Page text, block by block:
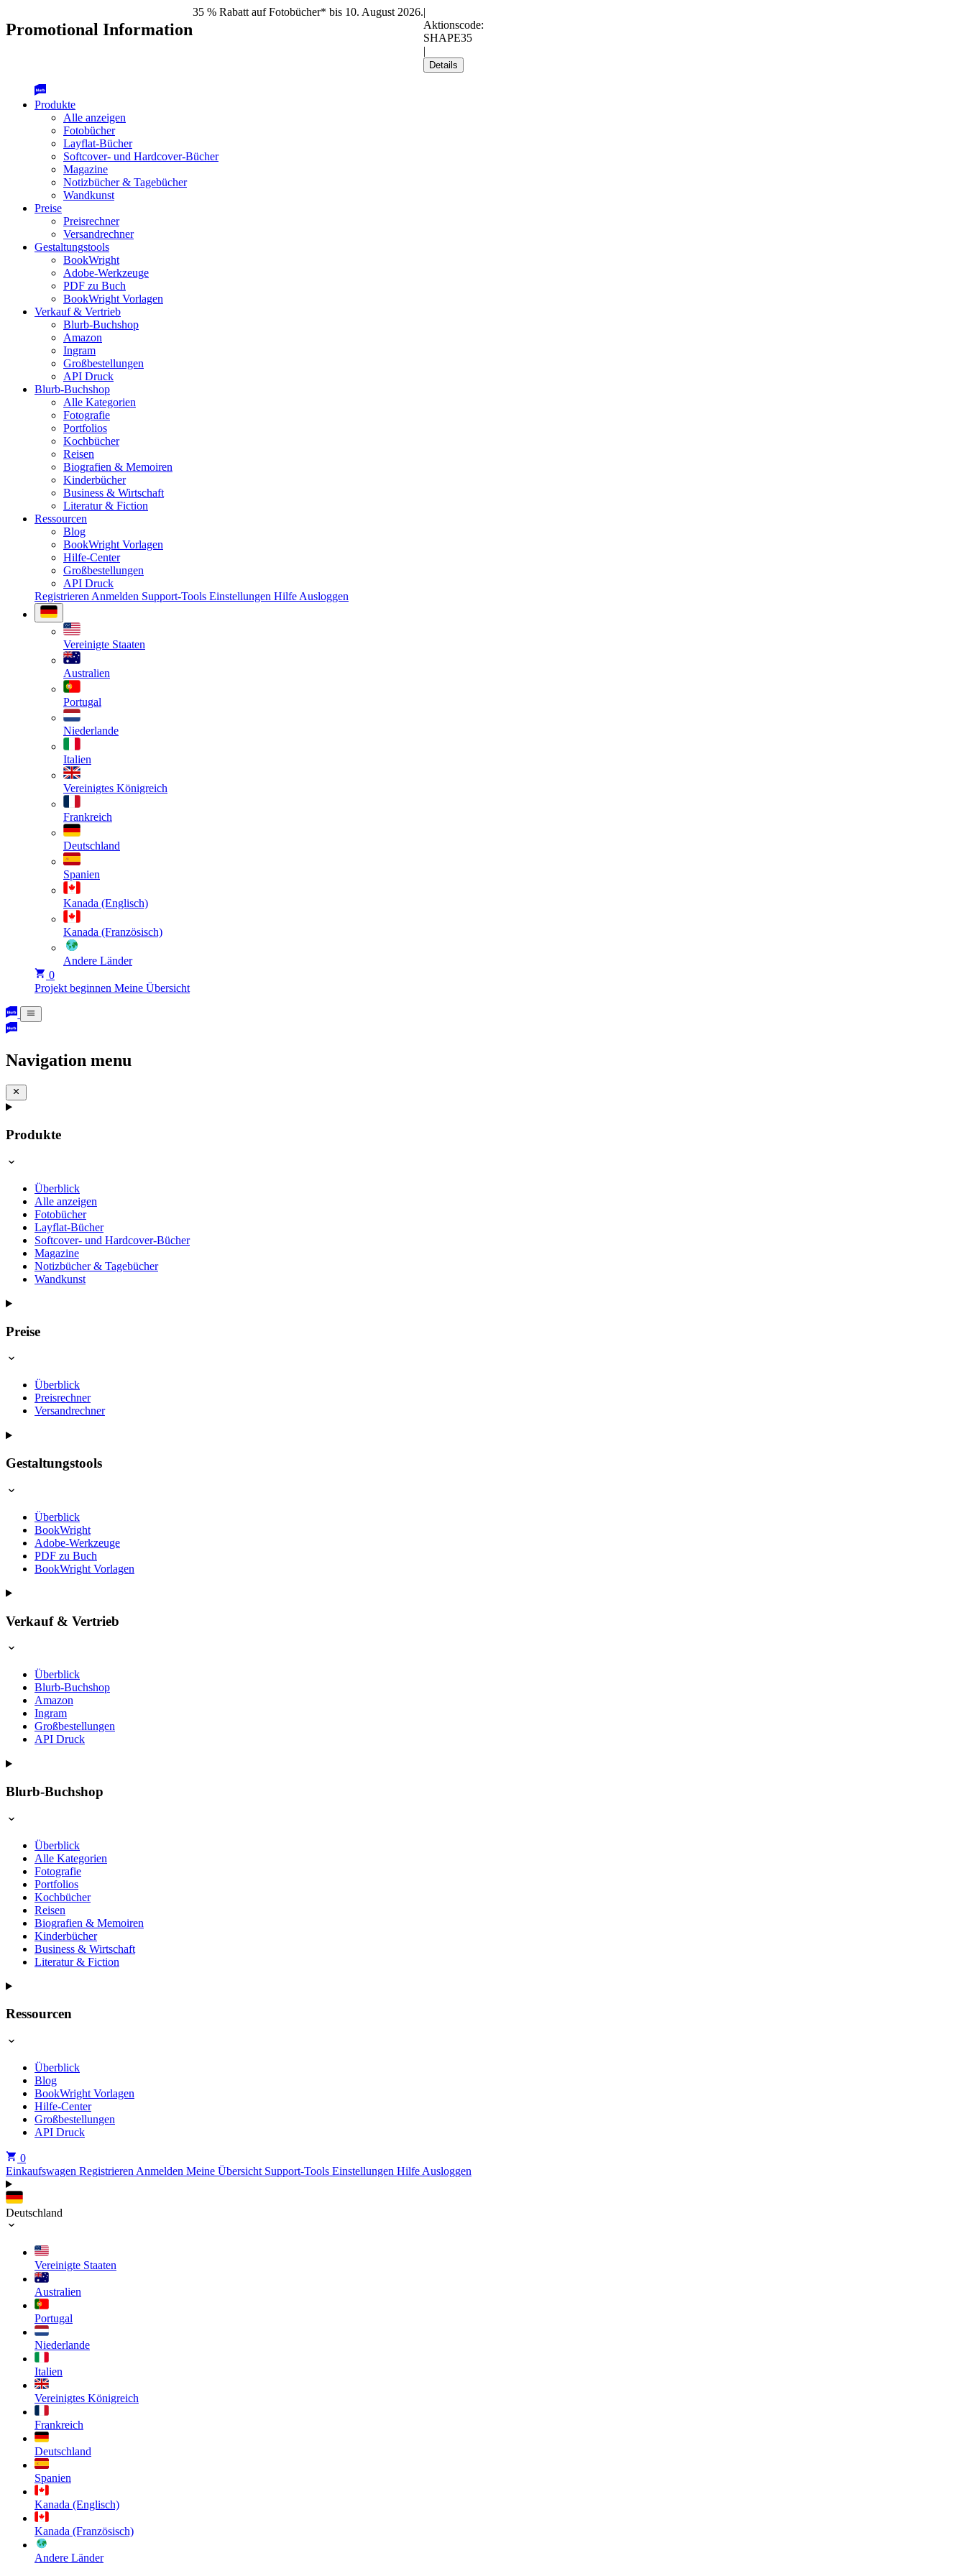
Promotional Information
35 % Rabatt auf Fotobücher* bis 10. August 2026.|
Aktionscode:
SHAPE35
|
Details
Produkte
Alle anzeigen
Fotobücher
Layflat-Bücher
Softcover- und Hardcover-Bücher
Magazine
Notizbücher & Tagebücher
Wandkunst
Preise
Preisrechner
Versandrechner
Gestaltungstools
BookWright
Adobe-Werkzeuge
PDF zu Buch
BookWright Vorlagen
Verkauf & Vertrieb
Blurb-Buchshop
Amazon
Ingram
Großbestellungen
API Druck
Blurb-Buchshop
Alle Kategorien
Fotografie
Portfolios
Kochbücher
Reisen
Biografien & Memoiren
Kinderbücher
Business & Wirtschaft
Literatur & Fiction
Ressourcen
Blog
BookWright Vorlagen
Hilfe-Center
Großbestellungen
API Druck
Registrieren Anmelden Support-Tools Einstellungen Hilfe Ausloggen
Vereinigte Staaten
Australien
Portugal
Niederlande
Italien
Vereinigtes Königreich
Frankreich
Deutschland
Spanien
Kanada (Englisch)
Kanada (Französisch)
Andere Länder
0
Projekt beginnen Meine Übersicht
Navigation menu
Produkte
Überblick
Alle anzeigen
Fotobücher
Layflat-Bücher
Softcover- und Hardcover-Bücher
Magazine
Notizbücher & Tagebücher
Wandkunst
Preise
Überblick
Preisrechner
Versandrechner
Gestaltungstools
Überblick
BookWright
Adobe-Werkzeuge
PDF zu Buch
BookWright Vorlagen
Verkauf & Vertrieb
Überblick
Blurb-Buchshop
Amazon
Ingram
Großbestellungen
API Druck
Blurb-Buchshop
Überblick
Alle Kategorien
Fotografie
Portfolios
Kochbücher
Reisen
Biografien & Memoiren
Kinderbücher
Business & Wirtschaft
Literatur & Fiction
Ressourcen
Überblick
Blog
BookWright Vorlagen
Hilfe-Center
Großbestellungen
API Druck
0
Einkaufswagen Registrieren Anmelden Meine Übersicht Support-Tools Einstellungen Hilfe Ausloggen
Deutschland
Vereinigte Staaten
Australien
Portugal
Niederlande
Italien
Vereinigtes Königreich
Frankreich
Deutschland
Spanien
Kanada (Englisch)
Kanada (Französisch)
Andere Länder